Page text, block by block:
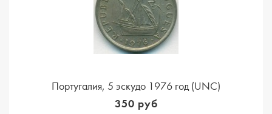
Португалия, 5 эскудо 1976 год (UNC)
350 руб